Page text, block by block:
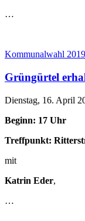
…
Kommunalwahl 2019
Grüngürtel
Dienstag, 16. April
Beginn: 17 Uhr
Treffpunkt:
mit
Katrin Eder,
…